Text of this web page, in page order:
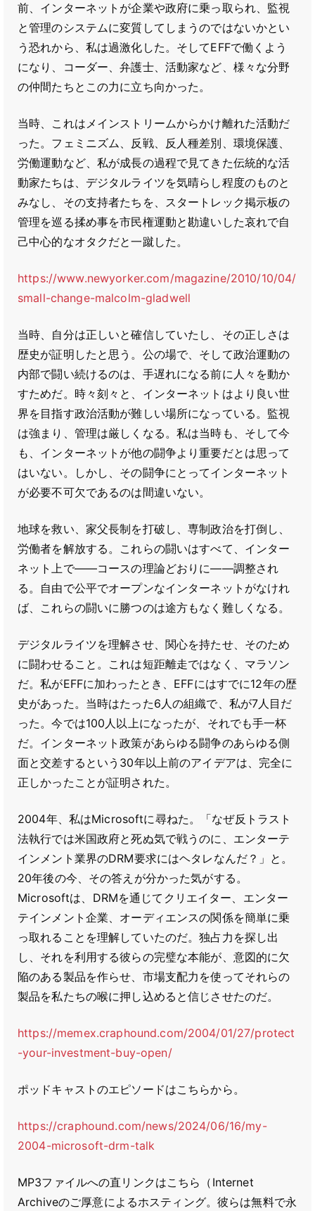
前、インターネットが企業や政府に乗っ取られ、監視
と管理のシステムに変質してしまうのではないかとい
う恐れから、私は過激化した。そしてEFFで働くよう
になり、コーダー、弁護士、活動家など、様々な分野
の仲間たちとこの力に立ち向かった。
当時、これはメインストリームからかけ離れた活動だ
った。フェミニズム、反戦、反人種差別、環境保護、
労働運動など、私が成長の過程で見てきた伝統的な活
動家たちは、デジタルライツを気晴らし程度のものと
みなし、その支持者たちを、スタートレック掲示板の
管理を巡る揉め事を市民権運動と勘違いした哀れで自
己中心的なオタクだと一蹴した。
https://www.newyorker.com/magazine/2010/10/04/
small-change-malcolm-gladwell
当時、自分は正しいと確信していたし、その正しさは
歴史が証明したと思う。公の場で、そして政治運動の
内部で闘い続けるのは、手遅れになる前に人々を動か
すためだ。時々刻々と、インターネットはより良い世
界を目指す政治活動が難しい場所になっている。監視
は強まり、管理は厳しくなる。私は当時も、そして今
も、インターネットが他の闘争より重要だとは思って
はいない。しかし、その闘争にとってインターネット
が必要不可欠であるのは間違いない。
地球を救い、家父長制を打破し、専制政治を打倒し、
労働者を解放する。これらの闘いはすべて、インター
ネット上で――コースの理論どおりに――調整され
る。自由で公平でオープンなインターネットがなけれ
ば、これらの闘いに勝つのは途方もなく難しくなる。
デジタルライツを理解させ、関心を持たせ、そのため
に闘わせること。これは短距離走ではなく、マラソン
だ。私がEFFに加わったとき、EFFにはすでに12年の歴
史があった。当時はたった6人の組織で、私が7人目だ
った。今では100人以上になったが、それでも手一杯
だ。インターネット政策があらゆる闘争のあらゆる側
面と交差するという30年以上前のアイデアは、完全に
正しかったことが証明された。
2004年、私はMicrosoftに尋ねた。「なぜ反トラスト
法執行では米国政府と死ぬ気で戦うのに、エンターテ
インメント業界のDRM要求にはヘタレなんだ？」と。
20年後の今、その答えが分かった気がする。
Microsoftは、DRMを通じてクリエイター、エンター
テインメント企業、オーディエンスの関係を簡単に乗
っ取れることを理解していたのだ。独占力を探し出
し、それを利用する彼らの完璧な本能が、意図的に欠
陥のある製品を作らせ、市場支配力を使ってそれらの
製品を私たちの喉に押し込めると信じさせたのだ。
https://memex.craphound.com/2004/01/27/protect
-your-investment-buy-open/
ポッドキャストのエピソードはこちらから。
https://craphound.com/news/2024/06/16/my-
2004-microsoft-drm-talk
MP3ファイルへの直リンクはこちら（Internet
Archiveのご厚意によるホスティング。彼らは無料で永